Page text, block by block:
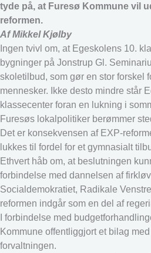
tyde på, at Furesø Kommune vil
reformen.
Af Mikkel Kjølby
Ingen tvivl om, at Egeskolens 10.
bygninger på Jonstrup Gl.
skoletilbud, som gør en stor forskel
mennesker. Ikke desto mindre står
klassecenter foran en lukning i
Furesøs lokalpolitiker berømmer
Det er konsekvensen af EXP-
lukkes til fordel for et gymnasialt
Ethvert håb om, at beslutningen
forbindelse med dannelsen af
Socialdemokratiet, Radikale
reformen indgår som en del af
I forbindelse med
Kommune offentliggjort et bilag
forvaltningen.